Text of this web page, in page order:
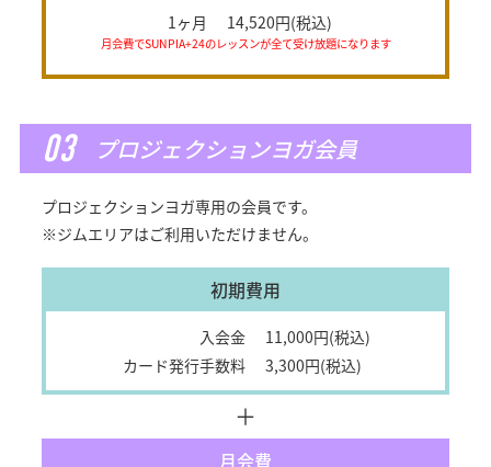
1ヶ月 14,520円(税込)
月会費でSUNPIA+24のレッスンが全て受け放題になります
03 プロジェクションヨガ会員
プロジェクションヨガ専用の会員です。
※ジムエリアはご利用いただけません。
初期費用
入会金
11,000円(税込)
カード発行手数料
3,300円(税込)
＋
月会費